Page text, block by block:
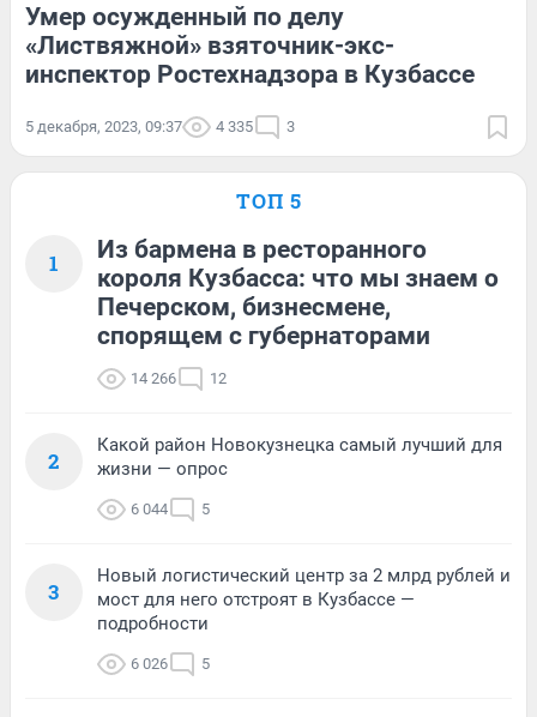
Умер осужденный по делу
«Листвяжной» взяточник-экс-
инспектор Ростехнадзора в Кузбассе
5 декабря, 2023, 09:37 4 335 3
ТОП 5
1
Из бармена в ресторанного
короля Кузбасса: что мы знаем о
Печерском, бизнесмене,
спорящем с губернаторами
14 266 12
2
Какой район Новокузнецка самый лучший для
жизни — опрос
6 044 5
3
Новый логистический центр за 2 млрд рублей и
мост для него отстроят в Кузбассе —
подробности
6 026 5